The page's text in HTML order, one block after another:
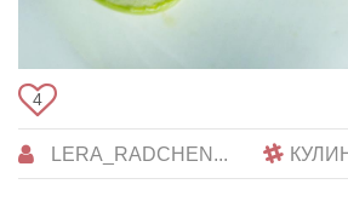
4
LERA_RADCHEN...